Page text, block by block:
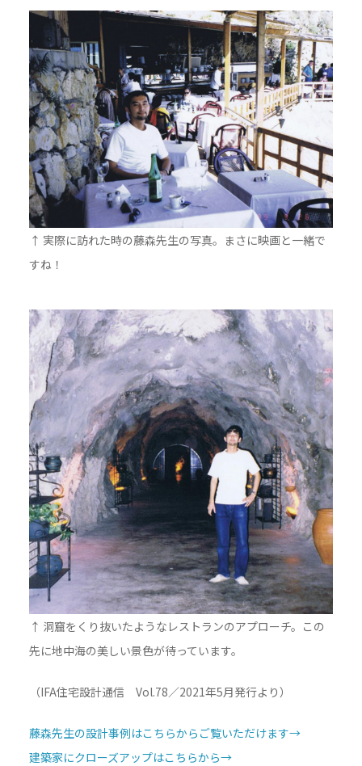
↑ 実際に訪れた時の藤森先生の写真。まさに映画と一緒で
すね！
↑ 洞窟をくり抜いたようなレストランのアプローチ。この
先に地中海の美しい景色が待っています。
（IFA住宅設計通信 Vol.78／2021年5月発行より）
藤森先生の設計事例はこちらからご覧いただけます→
建築家にクローズアップはこちらから→